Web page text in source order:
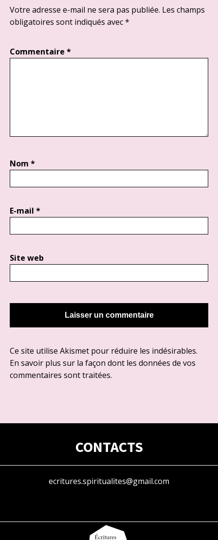
Votre adresse e-mail ne sera pas publiée. Les champs
obligatoires sont indiqués avec*
Commentaire *
Nom *
E-mail *
Site web
Ce site utilise Akismet pour réduire les indésirables.
En savoir plus sur la façon dont les données de vos
commentaires sont traitées.
CONTACTS
ecritures.spiritualites@gmail.com